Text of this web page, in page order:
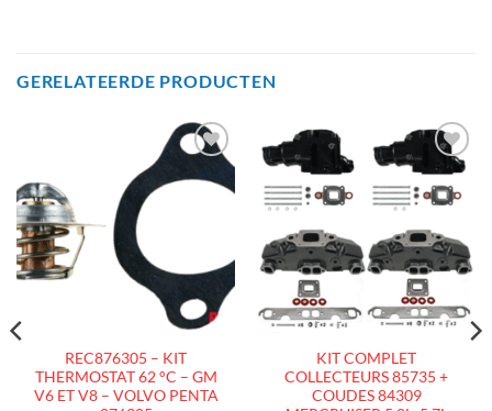
GERELATEERDE PRODUCTEN
AJOUTER
REC876305 – KIT
THERMOSTAT 62 °C – GM
V6 ET V8 – VOLVO PENTA
AJOUTER
À LA
LISTE
D’ENVIES
KIT COMPLET
COLLECTEURS 85735 +
COUDES 84309